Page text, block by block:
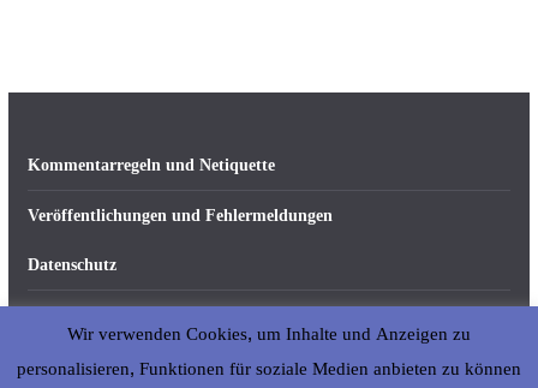
Kommentarregeln und Netiquette
Veröffentlichungen und Fehlermeldungen
Datenschutz
Impressum
Über abseits-ka.de
Wir verwenden Cookies, um Inhalte und Anzeigen zu
personalisieren, Funktionen für soziale Medien anbieten zu können